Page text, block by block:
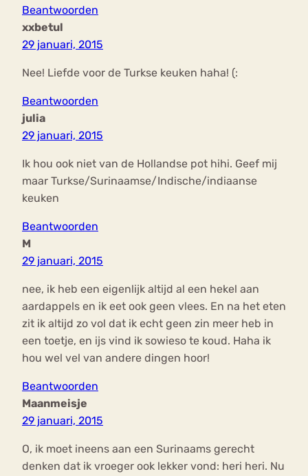
Beantwoorden
xxbetul
29 januari, 2015
Nee! Liefde voor de Turkse keuken haha! (:
Beantwoorden
julia
29 januari, 2015
Ik hou ook niet van de Hollandse pot hihi. Geef mij
maar Turkse/Surinaamse/Indische/indiaanse
keuken
Beantwoorden
M
29 januari, 2015
nee, ik heb een eigenlijk altijd al een hekel aan
aardappels en ik eet ook geen vlees. En na het eten
zit ik altijd zo vol dat ik echt geen zin meer heb in
een toetje, en ijs vind ik sowieso te koud. Haha ik
hou wel vel van andere dingen hoor!
Beantwoorden
Maanmeisje
29 januari, 2015
O, ik moet ineens aan een Surinaams gerecht
denken dat ik vroeger ook lekker vond: heri heri. Nu